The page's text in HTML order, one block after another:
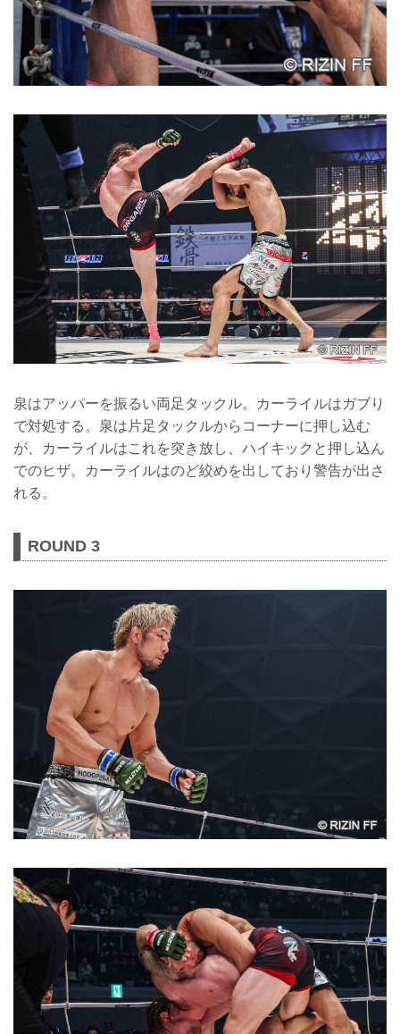
泉はアッパーを振るい両足タックル。カーライルはガブり
で対処する。泉は片足タックルからコーナーに押し込む
が、カーライルはこれを突き放し、ハイキックと押し込ん
でのヒザ。カーライルはのど絞めを出しており警告が出さ
れる。
ROUND 3